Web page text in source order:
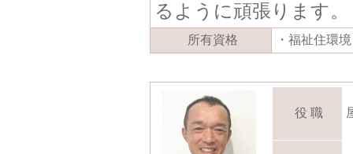
るように頑張ります。
所有資格 ・福祉住環
役 職